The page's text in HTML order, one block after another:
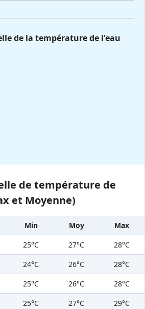
de la température de l'eau
de température de
et Moyenne)
Min Moy
Max
25°C 27°C
28°C
24°C 26°C
28°C
25°C 26°C
28°C
25°C 27°C
29°C